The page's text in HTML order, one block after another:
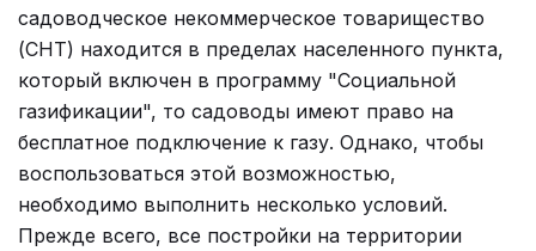
садоводческое некоммерческое товарищество
(СНТ) находится в пределах населенного пункта,
который включен в программу "Социальной
газификации", то садоводы имеют право на
бесплатное подключение к газу. Однако, чтобы
воспользоваться этой возможностью,
необходимо выполнить несколько условий.
Прежде всего, все постройки на территории